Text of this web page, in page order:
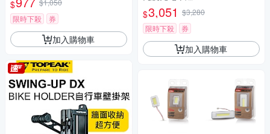
$
$1,050
限時下殺
券
加入購物車
$3,051 $3,280
限時下殺
券
加入購物車